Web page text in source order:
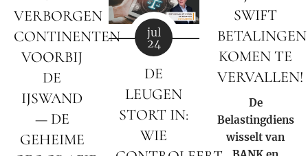
Order 13818.
VERBORGEN
CONTINENTEN
VOORBIJ
DE
IJSWAND
— DE
GEHEIME
en
samenzwering
in woord en
Rooms-
Katholieke
kerk binnen
onze huidige
samenleving.
jul
24
DE
LEUGEN
STORT IN:
WIE
SWIFT
BETALINGEN
KOMEN TE
VERVALLEN!
De
Belastingdienst
wisselt van